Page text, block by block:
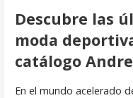
Descubre las
moda
catálogo
En el mundo acelerado